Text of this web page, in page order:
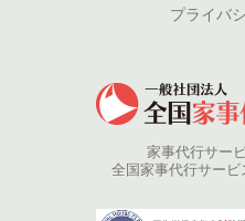
プライバ
家事代行サー
全国家事代行サービ